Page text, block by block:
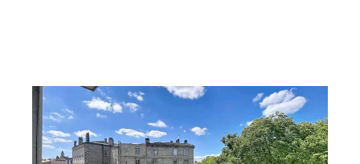
BORDEAUX 33
27,55 m
Ref : 26333